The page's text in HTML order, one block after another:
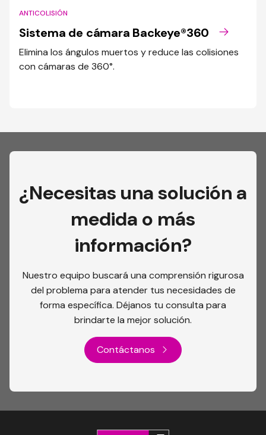
ANTICOLISIÓN
Sistema de cámara Backeye®360
Elimina los ángulos muertos y reduce las colisiones
con cámaras de 360°.
¿Necesitas una solución a
medida o más
información?
Nuestro equipo buscará una comprensión rigurosa
del problema para atender tus necesidades de
forma específica. Déjanos tu consulta para
brindarte la mejor solución.
Contáctanos